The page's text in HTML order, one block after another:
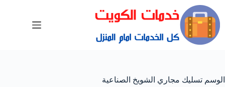
الوسم تسليك مجاري الشويخ الصناعية